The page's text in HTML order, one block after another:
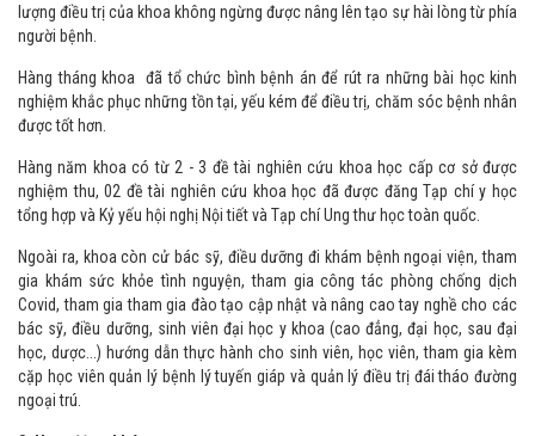
lượng điều trị của khoa không ngừng được nâng lên tạo sự hài lòng từ phía
người bệnh.
Hàng tháng khoa đã tổ chức bình bệnh án để rút ra những bài học kinh
nghiệm khắc phục những tồn tại, yếu kém để điều trị, chăm sóc bệnh nhân
được tốt hơn.
Hàng năm khoa có từ 2 - 3 đề tài nghiên cứu khoa học cấp cơ sở được
nghiệm thu, 02 đề tài nghiên cứu khoa học đã được đăng Tạp chí y học
tổng hợp và Kỷ yếu hội nghị Nội tiết và Tạp chí Ung thư học toàn quốc.
Ngoài ra, khoa còn cử bác sỹ, điều dưỡng đi khám bệnh ngoại viện, tham
gia khám sức khỏe tình nguyện, tham gia công tác phòng chống dịch
Covid, tham gia tham gia đào tạo cập nhật và nâng cao tay nghề cho các
bác sỹ, điều dưỡng, sinh viên đại học y khoa (cao đẳng, đại học, sau đại
học, dược...) hướng dẫn thực hành cho sinh viên, học viên, tham gia kèm
cặp học viên quản lý bệnh lý tuyến giáp và quản lý điều trị đái tháo đường
ngoại trú.